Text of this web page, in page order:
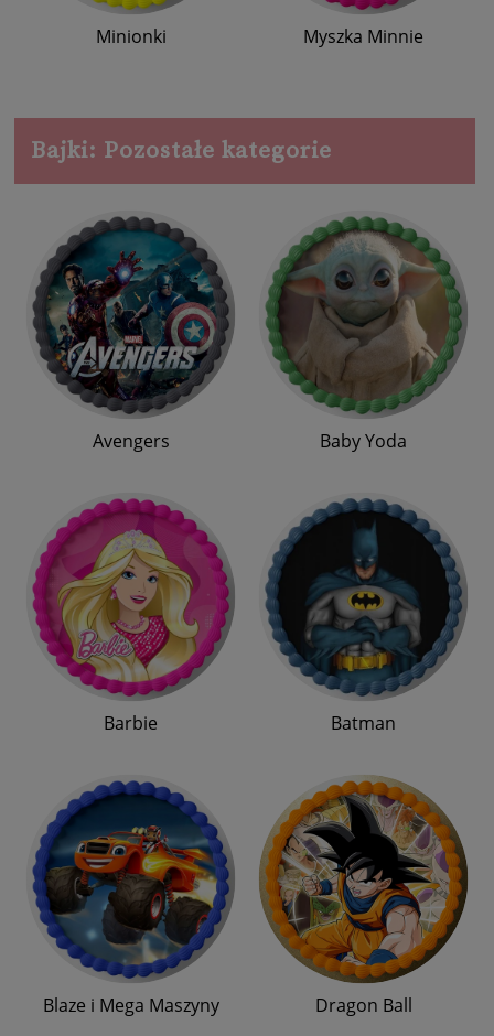
Minionki Myszka Minnie
Bajki: Pozostałe kategorie
Avengers Baby Yoda
Barbie Batman
Blaze i Mega Maszyny Dragon Ball